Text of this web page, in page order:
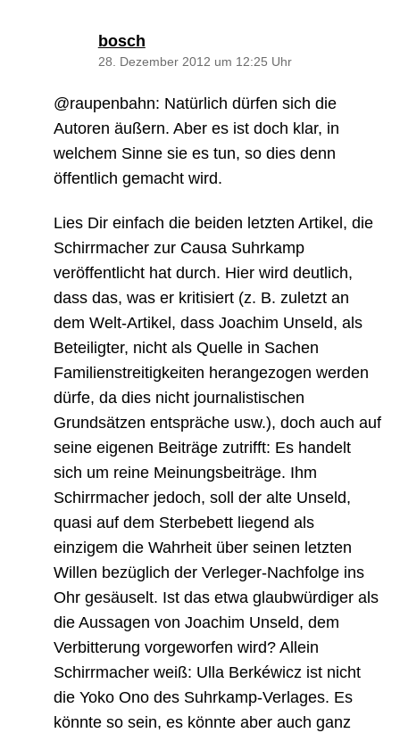
boschsagt:
28. Dezember 2012 um 12:25 Uhr
@raupenbahn: Natürlich dürfen sich die
Autoren äußern. Aber es ist doch klar, in
welchem Sinne sie es tun, so dies denn
öffentlich gemacht wird.
Lies Dir einfach die beiden letzten Artikel, die
Schirrmacher zur Causa Suhrkamp
veröffentlicht hat durch. Hier wird deutlich,
dass das, was er kritisiert (z. B. zuletzt an
dem Welt-Artikel, dass Joachim Unseld, als
Beteiligter, nicht als Quelle in Sachen
Familienstreitigkeiten herangezogen werden
dürfe, da dies nicht journalistischen
Grundsätzen entspräche usw.), doch auch auf
seine eigenen Beiträge zutrifft: Es handelt
sich um reine Meinungsbeiträge. Ihm
Schirrmacher jedoch, soll der alte Unseld,
quasi auf dem Sterbebett liegend als
einzigem die Wahrheit über seinen letzten
Willen bezüglich der Verleger-Nachfolge ins
Ohr gesäuselt. Ist das etwa glaubwürdiger als
die Aussagen von Joachim Unseld, dem
Verbitterung vorgeworfen wird? Allein
Schirrmacher weiß: Ulla Berkéwicz ist nicht
die Yoko Ono des Suhrkamp-Verlages. Es
könnte so sein, es könnte aber auch ganz